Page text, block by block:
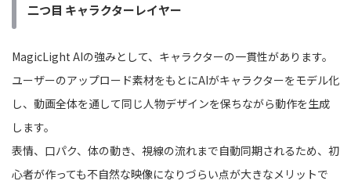
二つ目 キャラクターレイヤー
MagicLight AIの強みとして、キャラクターの一貫性があります。
ユーザーのアップロード素材をもとにAIがキャラクターをモデル化
し、動画全体を通して同じ人物デザインを保ちながら動作を生成
します。
表情、口パク、体の動き、視線の流れまで自動同期されるため、初
心者が作っても不自然な映像になりづらい点が大きなメリットで